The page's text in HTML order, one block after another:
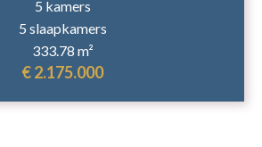
5 kamers
5 slaapkamers
333.78 m²
€ 2.175.000